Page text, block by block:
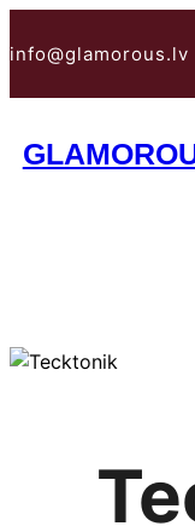
uz
info@glamorous.lv